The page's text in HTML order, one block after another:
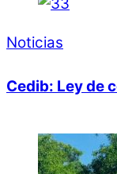
Noticias
Cedib: Ley de